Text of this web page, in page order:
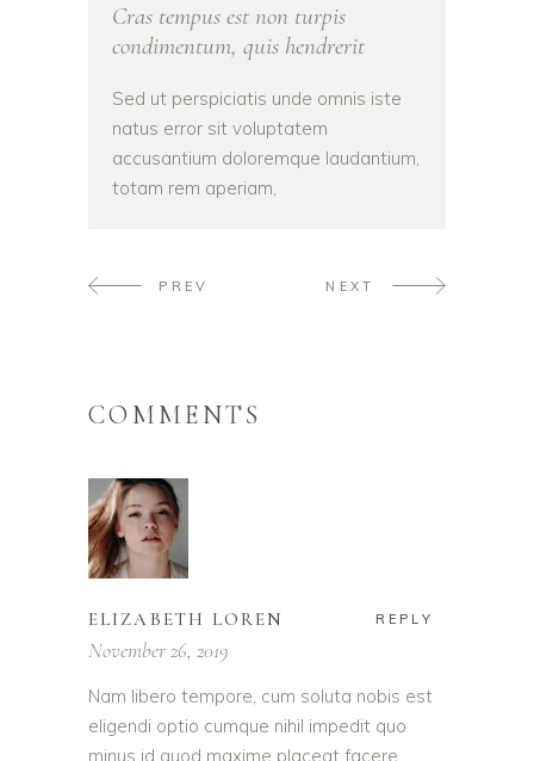
Cras tempus est non turpis
condimentum, quis hendrerit
Sed ut perspiciatis unde omnis iste
natus error sit voluptatem
accusantium doloremque laudantium,
totam rem aperiam,
PREV NEXT
COMMENTS
ELIZABETH LOREN REPLY
November 26, 2019
Nam libero tempore, cum soluta nobis est
eligendi optio cumque nihil impedit quo
minus id quod maxime placeat facere